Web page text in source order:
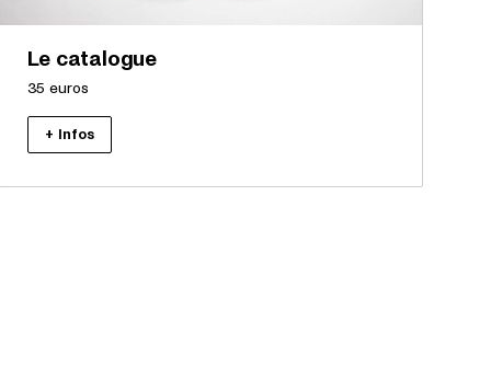
Le catalogue
35 euros
+ Infos